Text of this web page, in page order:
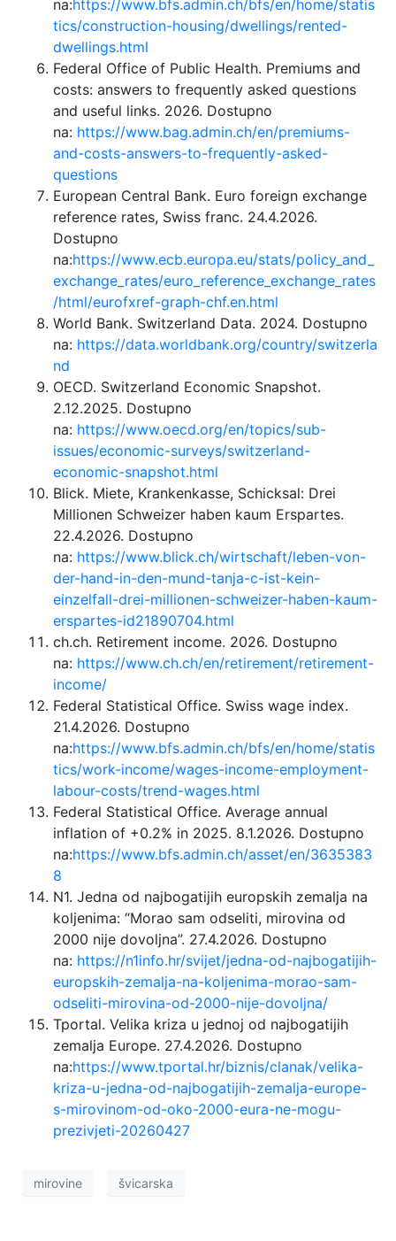
na:https://www.bfs.admin.ch/bfs/en/home/statis
tics/construction-housing/dwellings/rented-
dwellings.html
Federal Office of Public Health. Premiums and
costs: answers to frequently asked questions
and useful links. 2026. Dostupno
na: https://www.bag.admin.ch/en/premiums-
and-costs-answers-to-frequently-asked-
questions
European Central Bank. Euro foreign exchange
reference rates, Swiss franc. 24.4.2026.
Dostupno
na:https://www.ecb.europa.eu/stats/policy_and_
exchange_rates/euro_reference_exchange_rates
/html/eurofxref-graph-chf.en.html
World Bank. Switzerland Data. 2024. Dostupno
na: https://data.worldbank.org/country/switzerla
nd
OECD. Switzerland Economic Snapshot.
2.12.2025. Dostupno
na: https://www.oecd.org/en/topics/sub-
issues/economic-surveys/switzerland-
economic-snapshot.html
Blick. Miete, Krankenkasse, Schicksal: Drei
Millionen Schweizer haben kaum Erspartes.
22.4.2026. Dostupno
na: https://www.blick.ch/wirtschaft/leben-von-
der-hand-in-den-mund-tanja-c-ist-kein-
einzelfall-drei-millionen-schweizer-haben-kaum-
erspartes-id21890704.html
ch.ch. Retirement income. 2026. Dostupno
na: https://www.ch.ch/en/retirement/retirement-
income/
Federal Statistical Office. Swiss wage index.
21.4.2026. Dostupno
na:https://www.bfs.admin.ch/bfs/en/home/statis
tics/work-income/wages-income-employment-
labour-costs/trend-wages.html
Federal Statistical Office. Average annual
inflation of +0.2% in 2025. 8.1.2026. Dostupno
na:https://www.bfs.admin.ch/asset/en/3635383
8
N1. Jedna od najbogatijih europskih zemalja na
koljenima: “Morao sam odseliti, mirovina od
2000 nije dovoljna”. 27.4.2026. Dostupno
na: https://n1info.hr/svijet/jedna-od-najbogatijih-
europskih-zemalja-na-koljenima-morao-sam-
odseliti-mirovina-od-2000-nije-dovoljna/
Tportal. Velika kriza u jednoj od najbogatijih
zemalja Europe. 27.4.2026. Dostupno
na:https://www.tportal.hr/biznis/clanak/velika-
kriza-u-jedna-od-najbogatijih-zemalja-europe-
s-mirovinom-od-oko-2000-eura-ne-mogu-
prezivjeti-20260427
mirovine švicarska